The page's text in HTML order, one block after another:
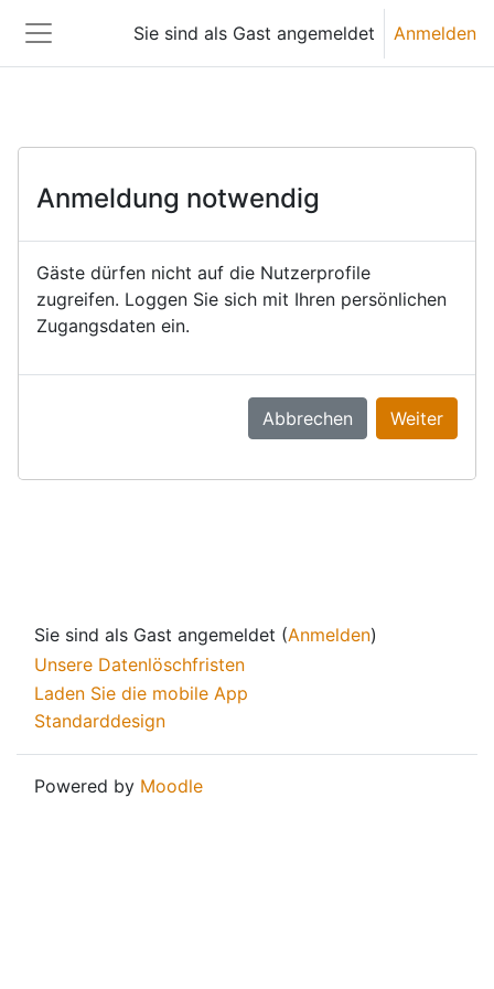
Website-Übersicht
Sie sind als Gast angemeldet Anmelden
Anmeldung notwendig
Gäste dürfen nicht auf die Nutzerprofile
zugreifen. Loggen Sie sich mit Ihren persönlichen
Zugangsdaten ein.
Abbrechen Weiter
Sie sind als Gast angemeldet (Anmelden)
Unsere Datenlöschfristen
Laden Sie die mobile App
Standarddesign
Powered by Moodle